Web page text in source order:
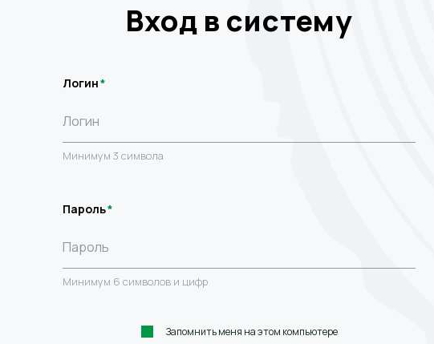
Вход в систему
Логин
Минимум 3 символа
Пароль
Минимум 6 символов и цифр
Запомнить меня на этом компьютере